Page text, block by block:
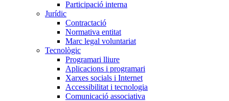
Participació interna
Jurídic
Contractació
Normativa entitat
Marc legal voluntariat
Tecnològic
Programari lliure
Aplicacions i programari
Xarxes socials i Internet
Accessibilitat i tecnologia
Comunicació associativa